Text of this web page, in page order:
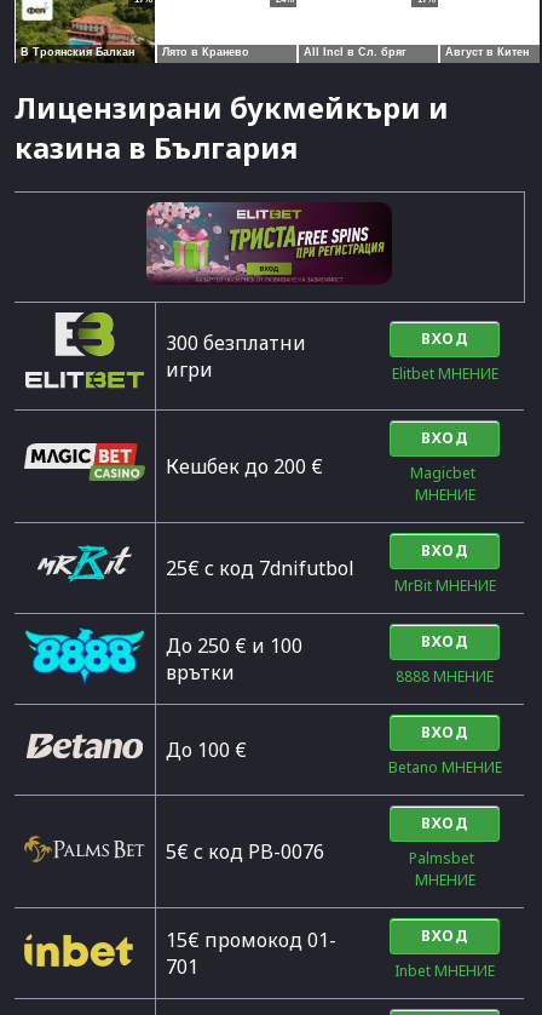
Лицензирани букмейкъри и
казина в България
300 безплатни
игри
ВХОД
Elitbet МНЕНИЕ
Кешбек до 200 €
ВХОД
Magicbet
МНЕНИЕ
25€ с код 7dnifutbol
ВХОД
MrBit МНЕНИЕ
До 250 € и 100
врътки
ВХОД
8888 МНЕНИЕ
Дo 100 €
ВХОД
Betano МНЕНИЕ
5€ с код PB-0076
ВХОД
Palmsbet
МНЕНИЕ
15€ промокод 01-
701
ВХОД
Inbet МНЕНИЕ